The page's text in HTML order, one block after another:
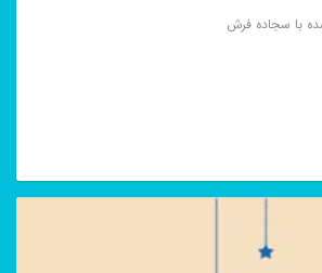
با سجاده فرش